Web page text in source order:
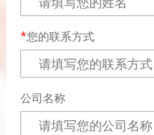
您的联系方式
公司名称